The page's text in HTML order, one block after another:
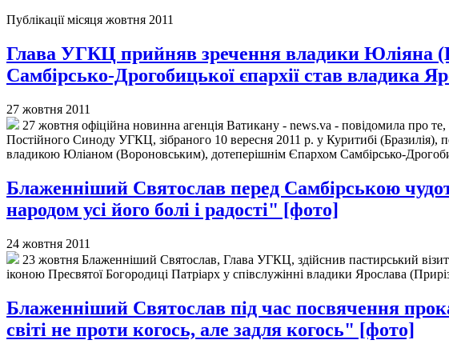
Публікації місяця жовтня 2011
Глава УГКЦ прийняв зречення владики Юліяна
Самбірсько-Дрогобицької єпархії став владика
27 жовтня 2011
27 жовтня офіційна новинна агенція Ватикану - news.va - повідомила
Постійного Синоду УГКЦ, зібраного 10 вересня 2011 р. у Куритибі
владикою Юліаном (Вороновським), дотеперішнім Єпархом Самбірсько-
Блаженніший Святослав перед Самбірською
народом усі його болі і радості" [фото]
24 жовтня 2011
23 жовтня Блаженніший Святослав, Глава УГКЦ, здійснив пастирський
іконою Пресвятої Богородиці Патріарх у співслужінні владики Ярослава
Блаженніший Святослав під час посвячення
світі не проти когось, але задля когось" [фото]